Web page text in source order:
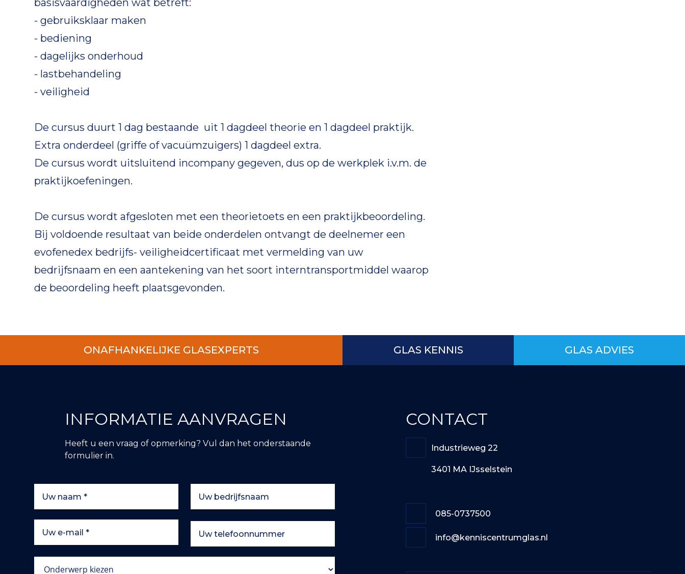
basisvaardigheden wat betreft:
- gebruiksklaar maken
- bediening
- dagelijks onderhoud
- lastbehandeling
- veiligheid
De cursus duurt 1 dag bestaande uit 1 dagdeel theorie en 1 dagdeel praktijk.
Extra onderdeel (griffe of vacuümzuigers) 1 dagdeel extra.
De cursus wordt uitsluitend incompany gegeven, dus op de werkplek i.v.m. de
praktijkoefeningen.
De cursus wordt afgesloten met een theorietoets en een praktijkbeoordeling.
Bij voldoende resultaat van beide onderdelen ontvangt de deelnemer een
evofenedex bedrijfs- veiligheidcertificaat met vermelding van uw
bedrijfsnaam en een aantekening van het soort interntransportmiddel waarop
de beoordeling heeft plaatsgevonden.
ONAFHANKELIJKE GLASEXPERTS GLAS KENNIS GLAS ADVIES
INFORMATIE AANVRAGEN
Heeft u een vraag of opmerking? Vul dan het onderstaande
formulier in.
CONTACT
Industrieweg 22
3401 MA IJsselstein
085-0737500
info@kenniscentrumglas.nl